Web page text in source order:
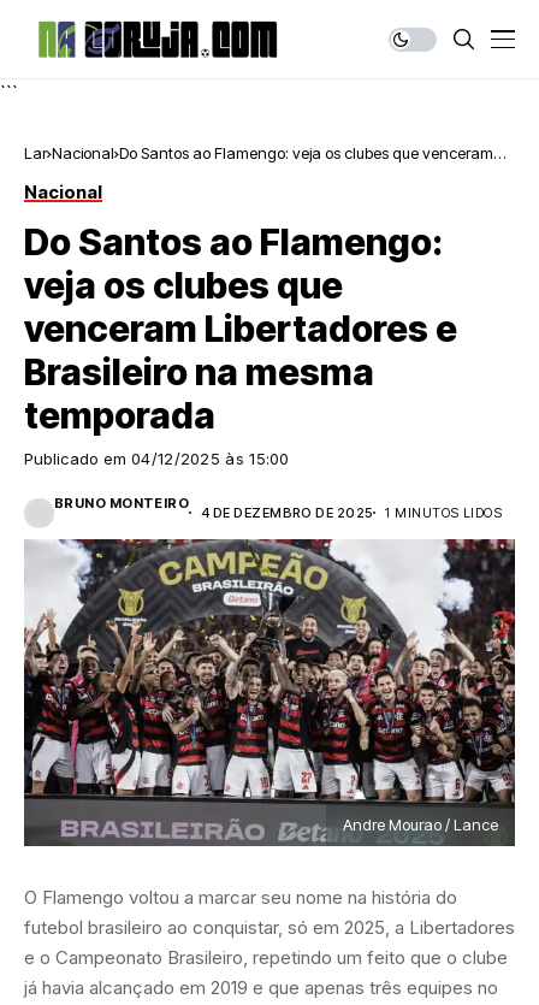
```
Lar Nacional Do Santos ao Flamengo: veja os clubes que venceram
Nacional
Do Santos ao Flamengo:
veja os clubes que
venceram Libertadores e
Brasileiro na mesma
temporada
Publicado em 04/12/2025 às 15:00
BRUNO MONTEIRO
4 DE DEZEMBRO DE 2025 1 MINUTOS LIDOS
Andre Mourao / Lance
O Flamengo voltou a marcar seu nome na história do
futebol brasileiro ao conquistar, só em 2025, a Libertadores
e o Campeonato Brasileiro, repetindo um feito que o clube
já havia alcançado em 2019 e que apenas três equipes no